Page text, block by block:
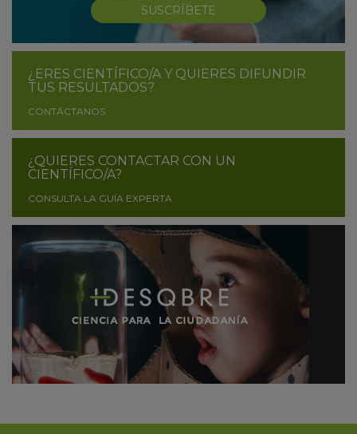
SUSCRÍBETE
¿ERES CIENTÍFICO/A Y QUIERES DIFUNDIR
TUS RESULTADOS?
CONTÁCTANOS
¿QUIERES CONTACTAR CON UN
CIENTÍFICO/A?
CONSULTA LA GUÍA EXPERTA